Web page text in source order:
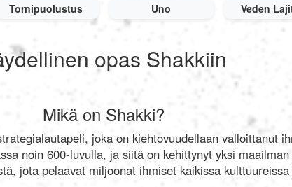
Tornipuolustus Uno Veden
opas Shakkiin
Mikä on Shakki?
joka on kiehtovuudellaan valloittanut
noin 600-luvulla, ja siitä on kehittynyt yksi
jota pelaavat miljoonat ihmiset kaikissa